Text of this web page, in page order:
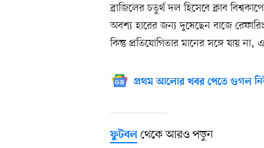
ব্রাজিলের চতুর্থ দল হিসেবে ক্লাব
অবশ্য হারের জন্য দুষেছেন বাজে
কিন্তু প্রতিযোগিতার মানের সঙ্গে যায়
প্রথম আলোর খবর পেতে গুগল
ফুটবল থেকে আরও পড়ুন